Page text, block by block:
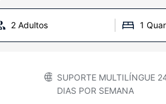
2 Adultos 1
SUPORTE MULTILÍNGUE
DIAS POR SEMANA